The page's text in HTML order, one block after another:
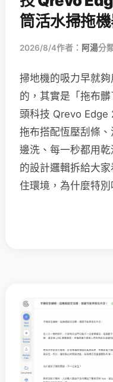
筒活水掃拖
2026/8/4作者： 阿湯分
掃地機的吸力早就
的，其實是「拖布
頭科技 Qrevo Edge
拖布搭配恆壓刮條
邊洗、每一秒都用
的設計邏輯拆給大
住環境，為什麼特別